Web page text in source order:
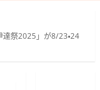
祭2025」が8/23・24